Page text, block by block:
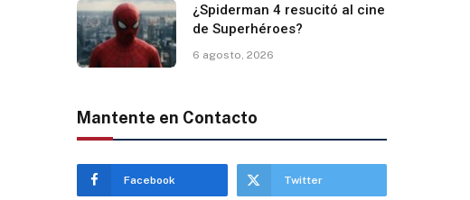
¿Spiderman 4 resucitó al cine
de Superhéroes?
6 agosto, 2026
Mantente en Contacto
Facebook Twitter